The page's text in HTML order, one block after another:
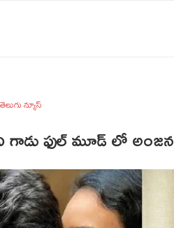
తెలుగు న్యూస్
గాడు ఫుల్ మూడ్ లో అంజన